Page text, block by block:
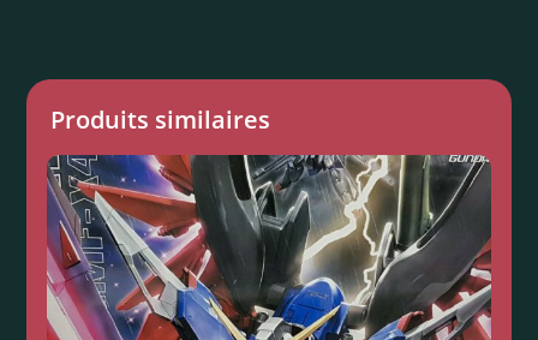
Produits similaires